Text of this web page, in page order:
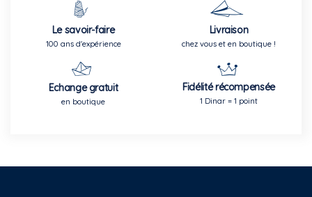
Le savoir-faire
100 ans d'expérience
Livraison
chez vous et en boutique !
Echange gratuit
en boutique
Fidélité récompensée
1 Dinar = 1 point